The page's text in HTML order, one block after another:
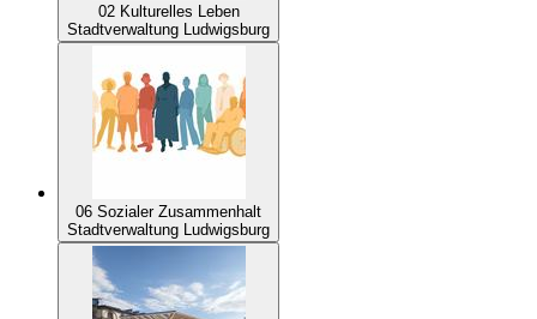
02 Kulturelles Leben
Stadtverwaltung Ludwigsburg
06 Sozialer Zusammenhalt
Stadtverwaltung Ludwigsburg